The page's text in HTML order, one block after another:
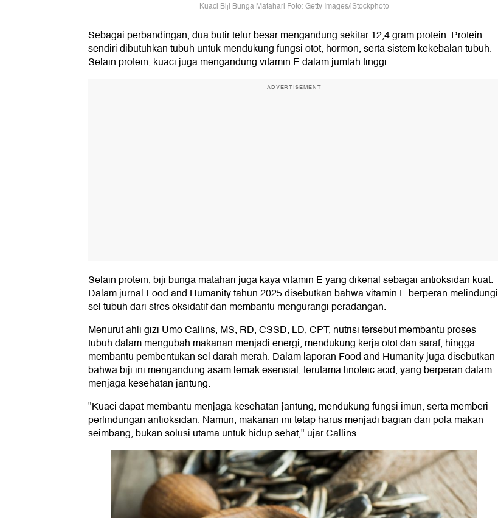
Kuaci Biji Bunga Matahari Foto: Getty Images/iStockphoto
Sebagai perbandingan, dua butir telur besar mengandung sekitar 12,4 gram protein. Protein
sendiri dibutuhkan tubuh untuk mendukung fungsi otot, hormon, serta sistem kekebalan tubuh.
Selain protein, kuaci juga mengandung vitamin E dalam jumlah tinggi.
ADVERTISEMENT
Selain protein, biji bunga matahari juga kaya vitamin E yang dikenal sebagai antioksidan kuat.
Dalam jurnal Food and Humanity tahun 2025 disebutkan bahwa vitamin E berperan melindungi
sel tubuh dari stres oksidatif dan membantu mengurangi peradangan.
Menurut ahli gizi Umo Callins, MS, RD, CSSD, LD, CPT, nutrisi tersebut membantu proses
tubuh dalam mengubah makanan menjadi energi, mendukung kerja otot dan saraf, hingga
membantu pembentukan sel darah merah. Dalam laporan Food and Humanity juga disebutkan
bahwa biji ini mengandung asam lemak esensial, terutama linoleic acid, yang berperan dalam
menjaga kesehatan jantung.
"Kuaci dapat membantu menjaga kesehatan jantung, mendukung fungsi imun, serta memberi
perlindungan antioksidan. Namun, makanan ini tetap harus menjadi bagian dari pola makan
seimbang, bukan solusi utama untuk hidup sehat," ujar Callins.